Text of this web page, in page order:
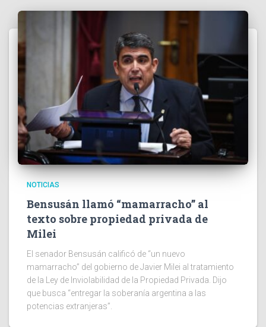
NOTICIAS
Bensusán llamó “mamarracho” al
texto sobre propiedad privada de
Milei
El senador Bensusán calificó de “un nuevo
mamarracho” del gobierno de Javier Milei al tratamiento
de la Ley de Inviolabilidad de la Propiedad Privada. Dijo
que busca “entregar la soberanía argentina a las
potencias extranjeras”.